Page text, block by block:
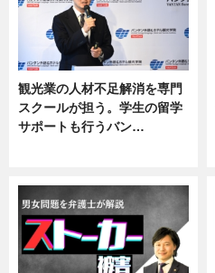
観光業の人材不足解消を専門
スクールが担う。学生の留学
サポートも行うバン…